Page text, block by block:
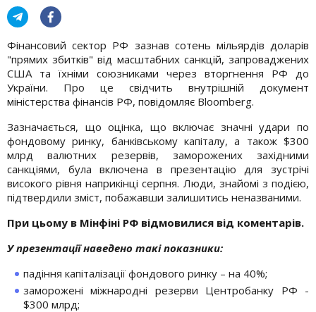
Фінансовий сектор РФ зазнав сотень мільярдів доларів
"прямих збитків" від масштабних санкцій, запроваджених
США та їхніми союзниками через вторгнення РФ до
України. Про це свідчить внутрішній документ
міністерства фінансів РФ, повідомляє Bloomberg.
Зазначається, що оцінка, що включає значні удари по
фондовому ринку, банківському капіталу, а також $300
млрд валютних резервів, заморожених західними
санкціями, була включена в презентацію для зустрічі
високого рівня наприкінці серпня. Люди, знайомі з подією,
підтвердили зміст, побажавши залишитись неназваними.
При цьому в Мінфіні РФ відмовилися від коментарів.
У презентації наведено такі показники:
падіння капіталізації фондового ринку – на 40%;
заморожені міжнародні резерви Центробанку РФ -
$300 млрд;